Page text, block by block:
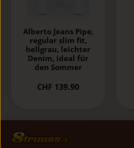
Alberto Jeans Pipe,
regular slim fit,
hellgrau, leichter
Denim, ideal für
den Sommer
CHF 139.90